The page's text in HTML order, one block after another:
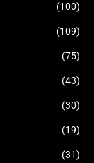
(100)
(109)
(75)
(43)
(30)
(19)
(31)